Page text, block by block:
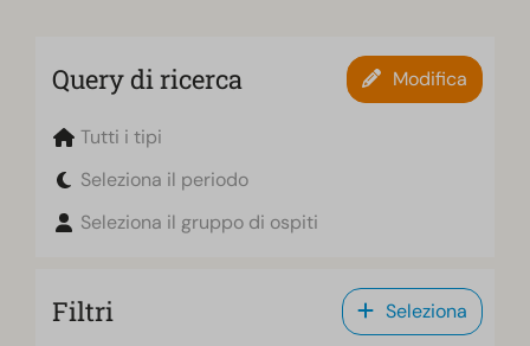
Query di ricerca Modifica
Tutti i tipi
Seleziona il periodo
Seleziona il gruppo di ospiti
Filtri Seleziona